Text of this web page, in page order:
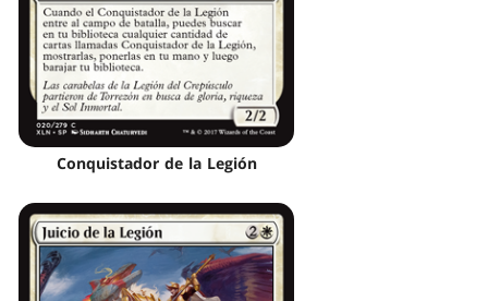
Conquistador de la Legión